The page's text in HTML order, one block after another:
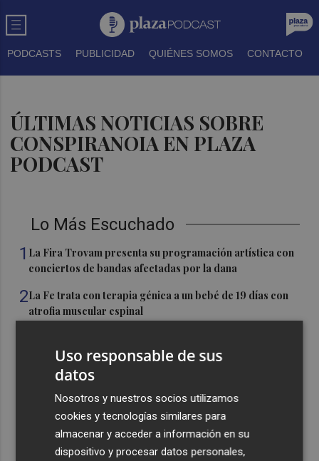
PODCASTS PUBLICIDAD QUIÉNES SOMOS CONTACTO
ÚLTIMAS NOTICIAS SOBRE
CONSPIRANOIA EN PLAZA
PODCAST
Lo Más Escuchado
1 La Fira Trovam presenta su programación artística con
conciertos de bandas afectadas por la dana
2La Fe trata con terapia génica a un bebé de 19 días con
atrofia muscular espinal
emergente con 38 artistas de todo el mundo
Las semifinales de la Supercopa, el sábado 19 de
septiembre a las 18h y 21h; la final, el día 20 a las 19h
Murcia restaura la histórica chimenea de Algezares para
preservar su memoria industrial
Uso responsable de sus
datos
Nosotros y nuestros socios utilizamos
cookies y tecnologías similares para
almacenar y acceder a información en su
dispositivo y procesar datos personales,